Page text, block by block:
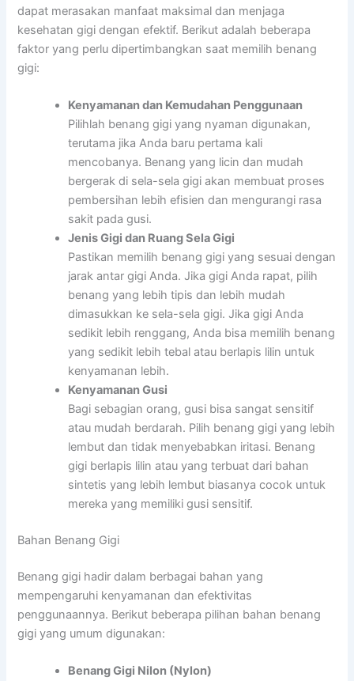
dapat merasakan manfaat maksimal dan menjaga
kesehatan gigi dengan efektif. Berikut adalah beberapa
faktor yang perlu dipertimbangkan saat memilih benang
gigi:
Kenyamanan dan Kemudahan Penggunaan
Pilihlah benang gigi yang nyaman digunakan,
terutama jika Anda baru pertama kali
mencobanya. Benang yang licin dan mudah
bergerak di sela-sela gigi akan membuat proses
pembersihan lebih efisien dan mengurangi rasa
sakit pada gusi.
Jenis Gigi dan Ruang Sela Gigi
Pastikan memilih benang gigi yang sesuai dengan
jarak antar gigi Anda. Jika gigi Anda rapat, pilih
benang yang lebih tipis dan lebih mudah
dimasukkan ke sela-sela gigi. Jika gigi Anda
sedikit lebih renggang, Anda bisa memilih benang
yang sedikit lebih tebal atau berlapis lilin untuk
kenyamanan lebih.
Kenyamanan Gusi
Bagi sebagian orang, gusi bisa sangat sensitif
atau mudah berdarah. Pilih benang gigi yang lebih
lembut dan tidak menyebabkan iritasi. Benang
gigi berlapis lilin atau yang terbuat dari bahan
sintetis yang lebih lembut biasanya cocok untuk
mereka yang memiliki gusi sensitif.
Bahan Benang Gigi
Benang gigi hadir dalam berbagai bahan yang
mempengaruhi kenyamanan dan efektivitas
penggunaannya. Berikut beberapa pilihan bahan benang
gigi yang umum digunakan:
Benang Gigi Nilon (Nylon)